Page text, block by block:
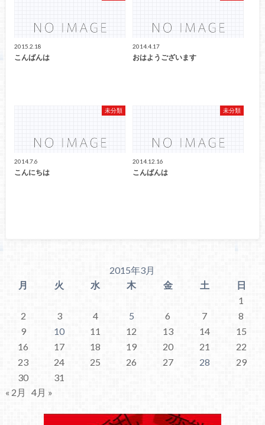
2015.2.18
こんばんは
2014.4.17
おはようございます
未分類
2014.7.6
こんにちは
未分類
2014.12.16
こんばんは
2015年3月
月
火 水 木 金 土
日
1
2
3 4 5 6 7
8
9
10 11 12 13 14
15
16
17 18 19 20 21
22
23
24 25 26 27 28
29
30
31
« 2月
4月 »